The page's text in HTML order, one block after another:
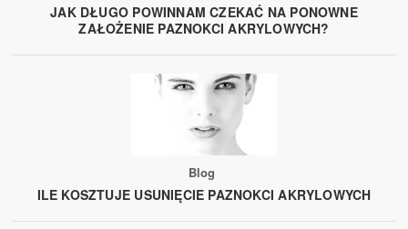
JAK DŁUGO POWINNAM CZEKAĆ NA PONOWNE
ZAŁOŻENIE PAZNOKCI AKRYLOWYCH?
Blog
ILE KOSZTUJE USUNIĘCIE PAZNOKCI AKRYLOWYCH